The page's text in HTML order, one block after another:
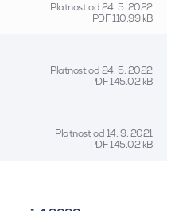
Platnost od24. 5. 2022
PDF110.99 kB
Platnost od24. 5. 2022
PDF145.02 kB
Platnost od14. 9. 2021
PDF145.02 kB